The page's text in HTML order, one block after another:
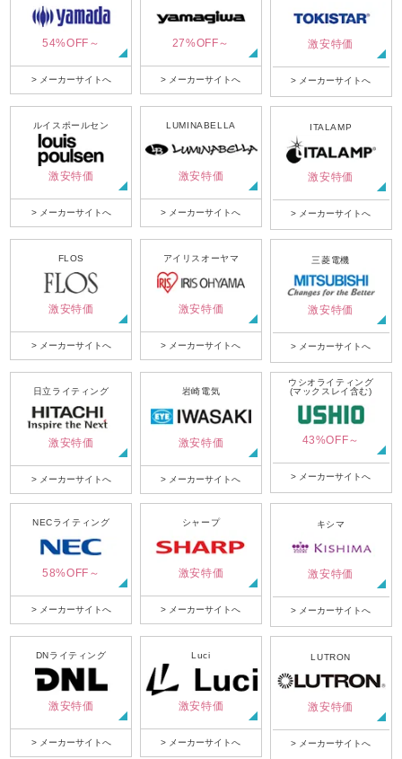
54%OFF～
> メーカーサイトへ
27%OFF～
> メーカーサイトへ
激安特価
> メーカーサイトへ
ルイスポールセン
激安特価
> メーカーサイトへ
LUMINABELLA
激安特価
> メーカーサイトへ
ITALAMP
激安特価
> メーカーサイトへ
FLOS
激安特価
> メーカーサイトへ
アイリスオーヤマ
激安特価
> メーカーサイトへ
三菱電機
激安特価
> メーカーサイトへ
日立ライティング
激安特価
> メーカーサイトへ
岩崎電気
激安特価
> メーカーサイトへ
ウシオライティング
(マックスレイ含む)
43%OFF～
> メーカーサイトへ
NECライティング
58%OFF～
> メーカーサイトへ
シャープ
激安特価
> メーカーサイトへ
キシマ
激安特価
> メーカーサイトへ
DNライティング
激安特価
> メーカーサイトへ
Luci
激安特価
> メーカーサイトへ
LUTRON
激安特価
> メーカーサイトへ